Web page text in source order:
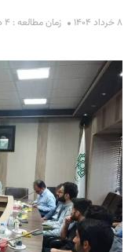
۸ خرداد ۱۴۰۴ زمان مطالعه : ۴ دقیقه